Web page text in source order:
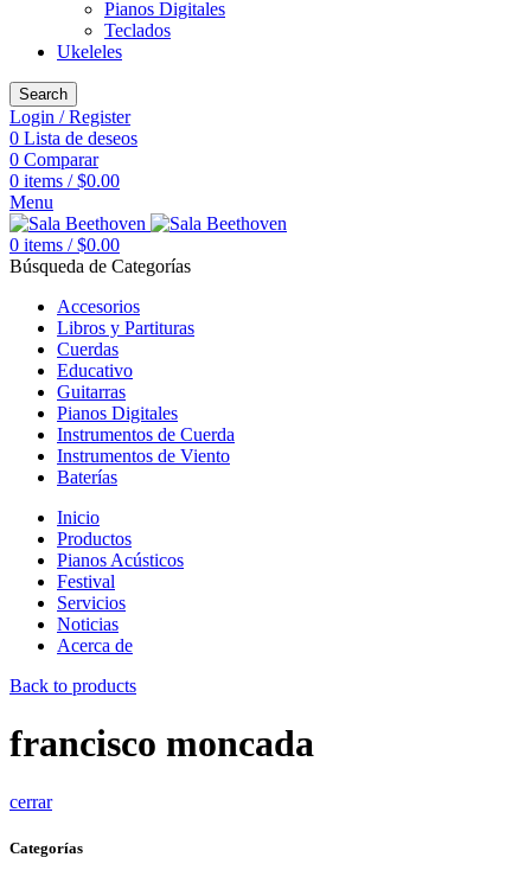
Pianos Digitales
Teclados
Ukeleles
Search
Login / Register
0 Lista de deseos
0 Comparar
0 items / $0.00
Menu
0 items / $0.00
Búsqueda de Categorías
Accesorios
Libros y Partituras
Cuerdas
Educativo
Guitarras
Pianos Digitales
Instrumentos de Cuerda
Instrumentos de Viento
Baterías
Inicio
Productos
Pianos Acústicos
Festival
Servicios
Noticias
Acerca de
Back to products
francisco moncada
cerrar
Categorías